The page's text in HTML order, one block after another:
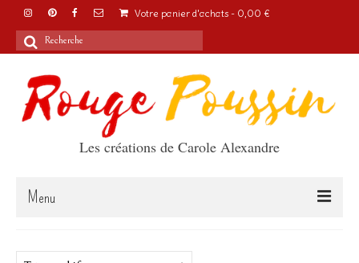
Votre panier d'achats - 0,00 €
Rechercher
Les créations de Carole Alexandre
Menu